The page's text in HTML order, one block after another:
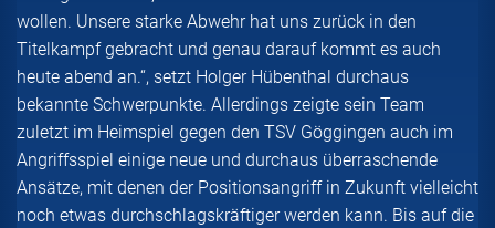
wollen. Unsere starke Abwehr hat uns zurück in den
Titelkampf gebracht und genau darauf kommt es auch
heute abend an.“, setzt Holger Hübenthal durchaus
bekannte Schwerpunkte. Allerdings zeigte sein Team
zuletzt im Heimspiel gegen den TSV Göggingen auch im
Angriffsspiel einige neue und durchaus überraschende
Ansätze, mit denen der Positionsangriff in Zukunft vielleicht
noch etwas durchschlagskräftiger werden kann. Bis auf die